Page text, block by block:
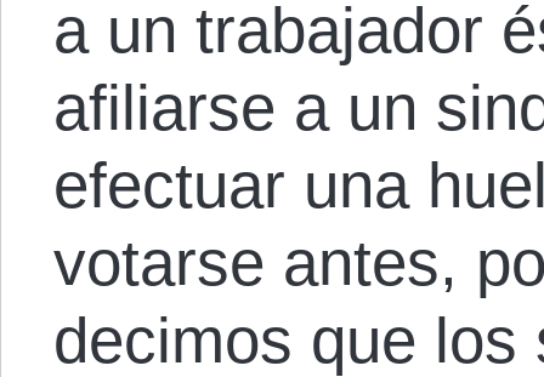
a un trabajador
afiliarse a un
efectuar una
votarse antes,
decimos que los